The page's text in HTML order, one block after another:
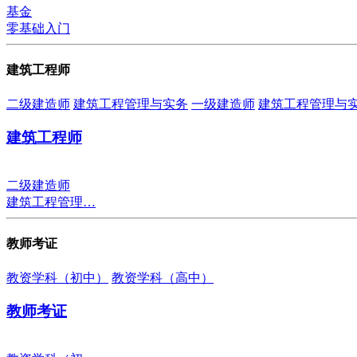
基金
零基础入门
建筑工程师
二级建造师 建筑工程管理与实务 一级建造师 建筑工程管理与
建筑工程师
二级建造师
建筑工程管理…
教师考证
教资学科（初中） 教资学科（高中）
教师考证